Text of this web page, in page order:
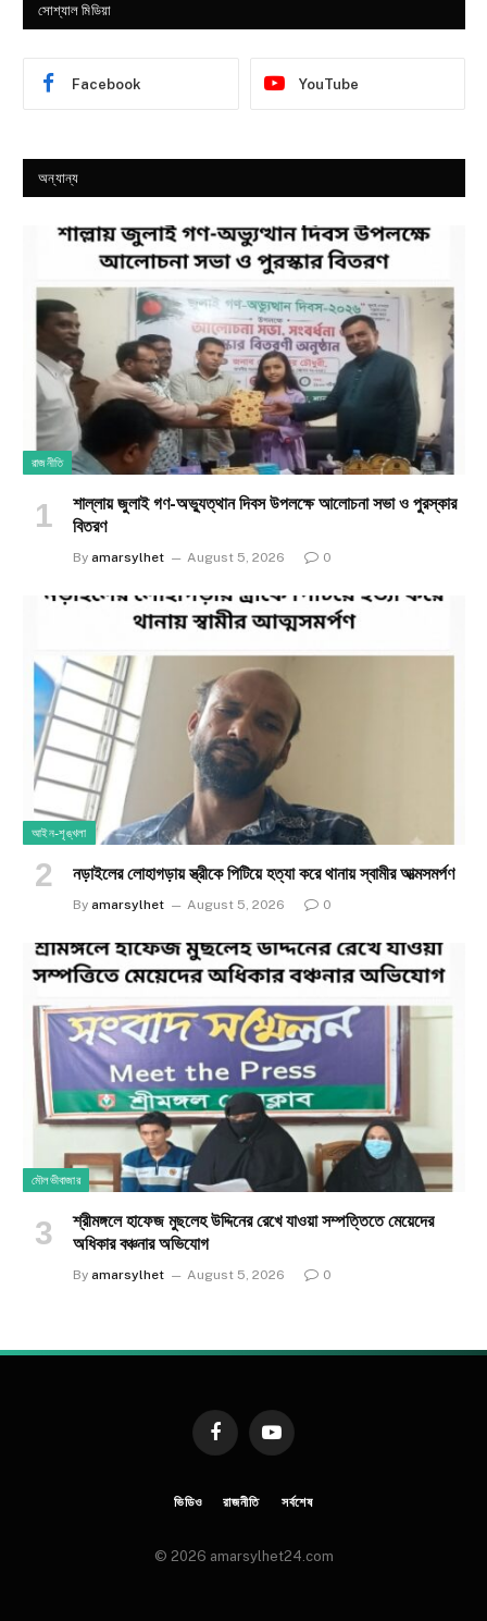
সোশ্যাল মিডিয়া
Facebook YouTube
অন্যান্য
রাজনীতি
শাল্লায় জুলাই গণ-অভ্যুত্থান দিবস উপলক্ষে আলোচনা সভা ও পুরস্কার
বিতরণ
By amarsylhet August 5, 2026 0
আইন-শৃঙ্খলা
নড়াইলের লোহাগড়ায় স্ত্রীকে পিটিয়ে হত্যা করে থানায় স্বামীর আত্মসমর্পণ
By amarsylhet August 5, 2026 0
মৌলভীবাজার
শ্রীমঙ্গলে হাফেজ মুছলেহ উদ্দিনের রেখে যাওয়া সম্পত্তিতে মেয়েদের
অধিকার বঞ্চনার অভিযোগ
By amarsylhet August 5, 2026 0
FacebookYouTube
ভিডিও রাজনীতি সর্বশেষ
© 2026 amarsylhet24.com